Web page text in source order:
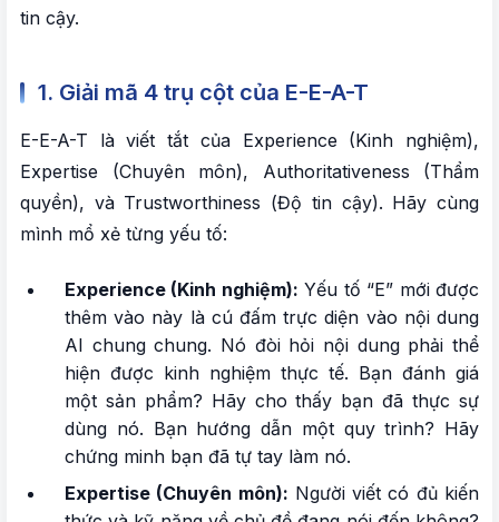
tin cậy.
1. Giải mã 4 trụ cột của E-E-A-T
E-E-A-T là viết tắt của Experience (Kinh nghiệm),
Expertise (Chuyên môn), Authoritativeness (Thẩm
quyền), và Trustworthiness (Độ tin cậy). Hãy cùng
mình mổ xẻ từng yếu tố:
Experience (Kinh nghiệm): Yếu tố “E” mới được
thêm vào này là cú đấm trực diện vào nội dung
AI chung chung. Nó đòi hỏi nội dung phải thể
hiện được kinh nghiệm thực tế. Bạn đánh giá
một sản phẩm? Hãy cho thấy bạn đã thực sự
dùng nó. Bạn hướng dẫn một quy trình? Hãy
chứng minh bạn đã tự tay làm nó.
Expertise (Chuyên môn): Người viết có đủ kiến